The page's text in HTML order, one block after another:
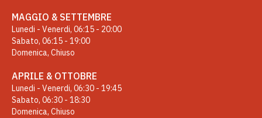
MAGGIO & SETTEMBRE
Lunedi - Venerdi, 06:15 - 20:00
Sabato, 06:15 - 19:00
Domenica, Chiuso
APRILE & OTTOBRE
Lunedi - Venerdi, 06:30 - 19:45
Sabato, 06:30 - 18:30
Domenica, Chiuso